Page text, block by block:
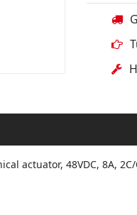
actuator, 48VDC, 8A,